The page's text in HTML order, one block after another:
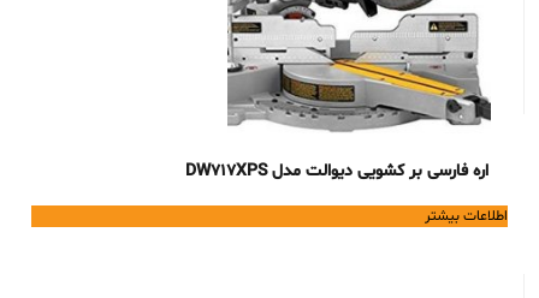
اره فارسی بر کشویی دیوالت مدل DW717XPS
اطلاعات بیشتر